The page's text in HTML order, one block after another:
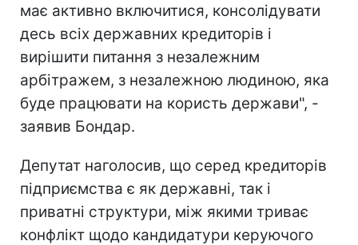
має активно включитися, консолідувати
десь всіх державних кредиторів і
вирішити питання з незалежним
арбітражем, з незалежною людиною, яка
буде працювати на користь держави", -
заявив Бондар.
Депутат наголосив, що серед кредиторів
підприємства є як державні, так і
приватні структури, між якими триває
конфлікт щодо кандидатури керуючого